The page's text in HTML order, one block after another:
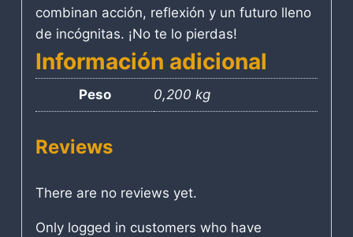
combinan acción, reflexión y un futuro lleno
de incógnitas. ¡No te lo pierdas!
Información adicional
Peso 0,200 kg
Reviews
There are no reviews yet.
Only logged in customers who have